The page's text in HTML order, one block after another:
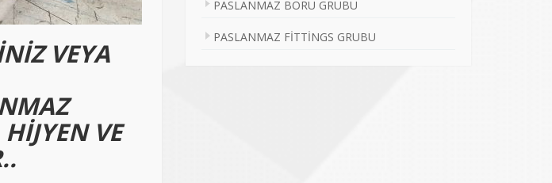
VEYA
VE
PASLANMAZ BORU GRUBU
PASLANMAZ FİTTİNGS GRUBU